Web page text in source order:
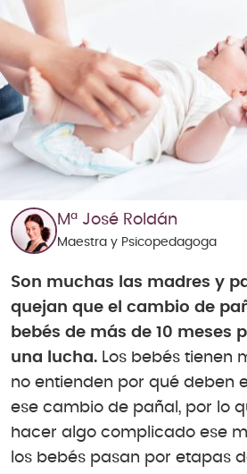
Mª José Roldán
Maestra y Psicopedagoga
Son muchas las madres y
quejan que el cambio de
bebés de más de 10 meses
una lucha. Los bebés tienen
no entienden por qué deben
ese cambio de pañal, por lo
hacer algo complicado ese
los bebés pasan por etapas